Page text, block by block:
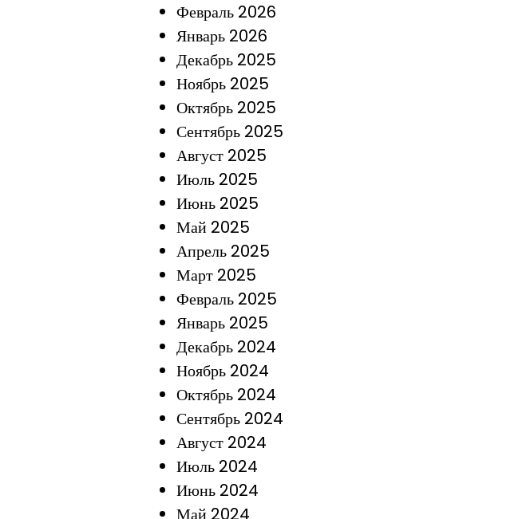
Февраль 2026
Январь 2026
Декабрь 2025
Ноябрь 2025
Октябрь 2025
Сентябрь 2025
Август 2025
Июль 2025
Июнь 2025
Май 2025
Апрель 2025
Март 2025
Февраль 2025
Январь 2025
Декабрь 2024
Ноябрь 2024
Октябрь 2024
Сентябрь 2024
Август 2024
Июль 2024
Июнь 2024
Май 2024